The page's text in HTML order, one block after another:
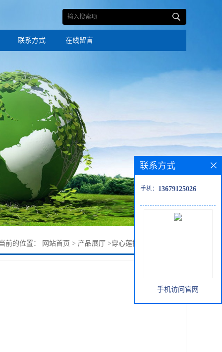
联系方式 在线留言
前的位置： 网站首页 > 产品展厅 >穿心莲提取物10：1 价格
联系方式
手机： 13679125026
手机访问官网